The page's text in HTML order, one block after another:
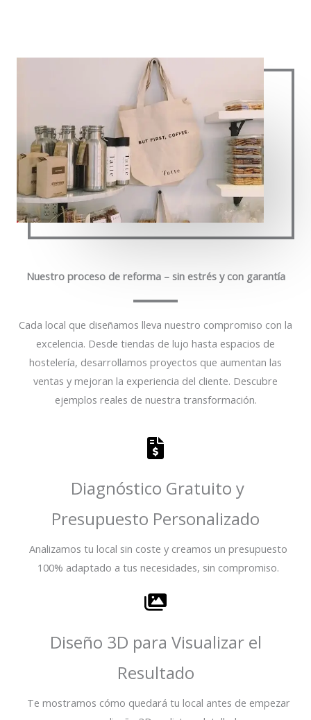
Nuestro proceso de reforma – sin estrés y con garantía
Cada local que diseñamos lleva nuestro compromiso con la
excelencia. Desde tiendas de lujo hasta espacios de
hostelería, desarrollamos proyectos que aumentan las
ventas y mejoran la experiencia del cliente. Descubre
ejemplos reales de nuestra transformación.
Diagnóstico Gratuito y
Presupuesto Personalizado
Analizamos tu local sin coste y creamos un presupuesto
100% adaptado a tus necesidades, sin compromiso.
Diseño 3D para Visualizar el
Resultado
Te mostramos cómo quedará tu local antes de empezar